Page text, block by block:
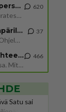
Jos SDP ei voita reilusti, persut kumoavat demokratian Suomesta
Näin tekisi ainakin Rydman seuratessaan idolinsa Trumpin mallia https://www.is.fi/politiikka/art-2000012187244.html
620
Uuden TTK-juontajan ympärillä epätietoisuus sakenee - Nyt MTV hämmentää soppaa
TTK tulee taas tänä syksynä. Ohjelman uudet tähtioppilaat julkistetaan torstaina 6. elokuuta klo 14 alkavassa lehdistö
37
Mitä tuot pöytään parisuhteessa?
Siinäpä se kysymys on otsikossa. Mitäpä siis tuot/toisit pöytään parisuhteessa? Oletko mies vai nainen? Koetko sen mitä
466
Satu sai